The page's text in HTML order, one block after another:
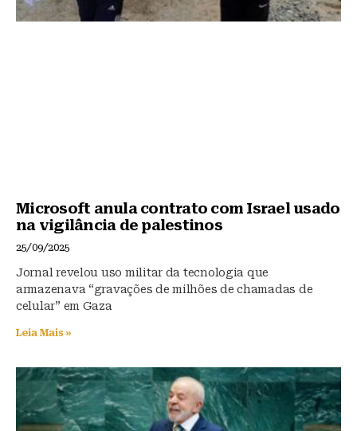
Microsoft anula contrato com Israel usado
na vigilância de palestinos
25/09/2025
Jornal revelou uso militar da tecnologia que
armazenava “gravações de milhões de chamadas de
celular” em Gaza
Leia Mais »